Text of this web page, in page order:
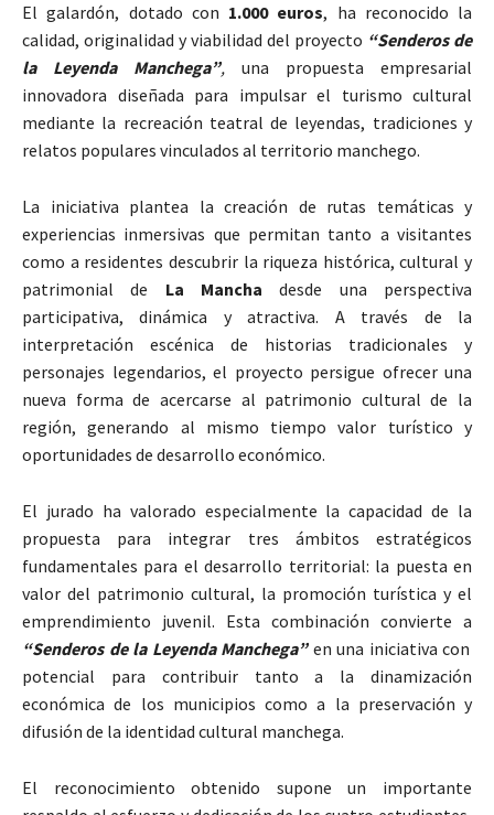
El galardón, dotado con 1.000 euros, ha reconocido la
calidad, originalidad y viabilidad del proyecto “Senderos de
la Leyenda Manchega”, una propuesta empresarial
innovadora diseñada para impulsar el turismo cultural
mediante la recreación teatral de leyendas, tradiciones y
relatos populares vinculados al territorio manchego.
La iniciativa plantea la creación de rutas temáticas y
experiencias inmersivas que permitan tanto a visitantes
como a residentes descubrir la riqueza histórica, cultural y
patrimonial de La Mancha desde una perspectiva
participativa, dinámica y atractiva. A través de la
interpretación escénica de historias tradicionales y
personajes legendarios, el proyecto persigue ofrecer una
nueva forma de acercarse al patrimonio cultural de la
región, generando al mismo tiempo valor turístico y
oportunidades de desarrollo económico.
El jurado ha valorado especialmente la capacidad de la
propuesta para integrar tres ámbitos estratégicos
fundamentales para el desarrollo territorial: la puesta en
valor del patrimonio cultural, la promoción turística y el
emprendimiento juvenil. Esta combinación convierte a
“Senderos de la Leyenda Manchega”en una iniciativa con
potencial para contribuir tanto a la dinamización
económica de los municipios como a la preservación y
difusión de la identidad cultural manchega.
El reconocimiento obtenido supone un importante